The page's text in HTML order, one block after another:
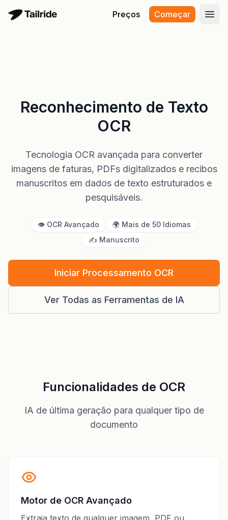
Preços Começar
Reconhecimento de Texto
OCR
Tecnologia OCR avançada para converter
imagens de faturas, PDFs digitalizados e recibos
manuscritos em dados de texto estruturados e
pesquisáveis.
👁️ OCR Avançado
🌍 Mais de 50 Idiomas
✍️ Manuscrito
Iniciar Processamento OCR
Ver Todas as Ferramentas de IA
Funcionalidades de OCR
IA de última geração para qualquer tipo de
documento
Motor de OCR Avançado
Extraia texto de qualquer imagem, PDF ou